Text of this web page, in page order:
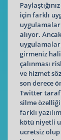
için farklı
uygulamalar
alıyor.
girmeniz
çalınması
ve hizmet
son derece
Twitter
silme
farklı
kötü niyetli
ücretsiz